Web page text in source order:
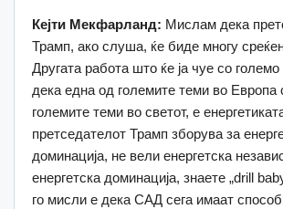
Кејти Мекфарланд: Мислам дека
Трамп, ако слуша, ќе биде многу
Другата работа што ќе ја чуе со
дека една од големите теми во Европа
големите теми во светот, е
претседателот Трамп зборува за
доминација, не вели енергетска
енергетска доминација, знаете „drill
го мисли е дека САД сега имаат